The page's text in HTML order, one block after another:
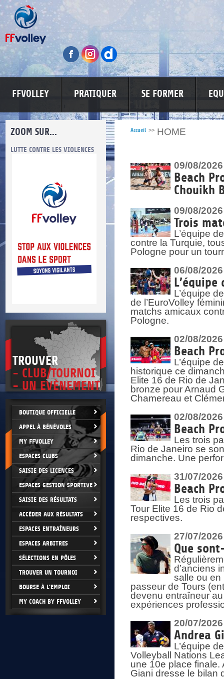
FFVOLLEY PRATIQUER SE FORMER
ZOOM SUR...
LUTTE CONTRE LES VIOLENCES MA PETITE SPONSO
>
TROUVER
- CLUB/TOURNOI
- UN EVÈNEMENT
BOUTIQUE OFFICIELLE
APPEL À BÉNÉVOLES
MY FFVOLLEY
ESPACES CLUBS
SAISIE DES LICENCES
ESPACES GESTION SPORTIVE
SAISIE DES RÉSULTATS
ACCÉDER AUX RÉSULTATS
ESPACES ENTRAÎNEURS
ESPACES ARBITRES
SÉLECTIONS EN PÔLES
TROUVER UN TOURNOI
BOURSE À L'EMPLOI
MY COACH BY FFVOLLEY
Accueil >> HOME
09/08/2026
Beach
Chouikh
09/08/2026
Trois
L’équipe
contre la Turquie,
Pologne pour un
06/08/2026
L’équipe
L’équipe
de l’EuroVolley
matchs amicaux
Pologne.
02/08/2026
Beach
L’équipe
historique ce
Elite 16 de Rio de
bronze pour Arnaud
Chamereau et
02/08/2026
Beach
Les trois
Rio de Janeiro se
dimanche. Une
31/07/2026
Beach
Les trois
Tour Elite 16 de Rio
respectives.
27/07/2026
Que
d’anciens
salle ou en
passeur de Tours
devenu entraîneur
expériences
20/07/2026
Andrea
L’équipe
Volleyball Nations
une 10e place finale.
Giani dresse le bilan